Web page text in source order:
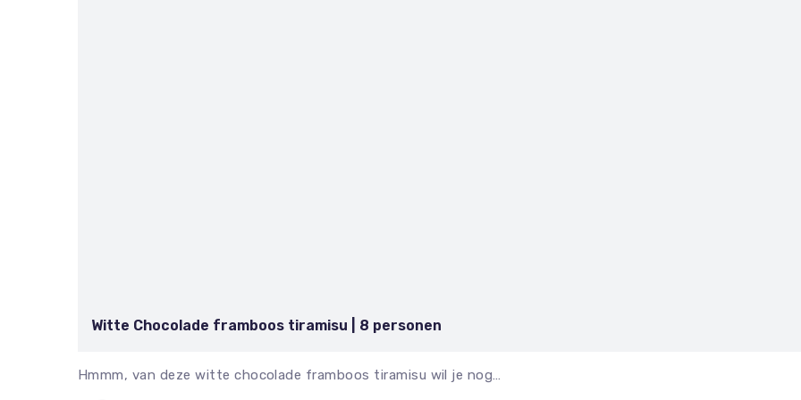
Witte Chocolade framboos tiramisu | 8 personen
Hmmm, van deze witte chocolade framboos tiramisu wil je nog…